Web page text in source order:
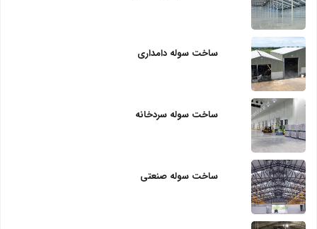
ساخت سوله دامداری
ساخت سوله سردخانه
ساخت سوله صنعتی